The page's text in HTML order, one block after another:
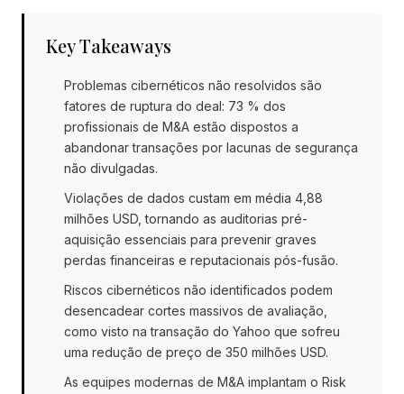
Key Takeaways
Problemas cibernéticos não resolvidos são
fatores de ruptura do deal: 73 % dos
profissionais de M&A estão dispostos a
abandonar transações por lacunas de segurança
não divulgadas.
Violações de dados custam em média 4,88
milhões USD, tornando as auditorias pré-
aquisição essenciais para prevenir graves
perdas financeiras e reputacionais pós-fusão.
Riscos cibernéticos não identificados podem
desencadear cortes massivos de avaliação,
como visto na transação do Yahoo que sofreu
uma redução de preço de 350 milhões USD.
As equipes modernas de M&A implantam o Risk